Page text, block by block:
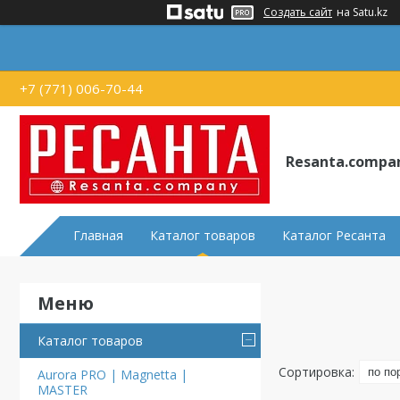
Создать сайт на Satu.kz
+7 (771) 006-70-44
Главная Каталог товаров Каталог Ресанта
Каталог товаров
Aurora PRO | Magnetta |
MASTER